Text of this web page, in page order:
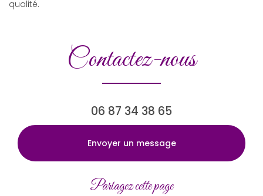
qualité.
Contactez-nous
06 87 34 38 65
Envoyer un message
Partagez cette page